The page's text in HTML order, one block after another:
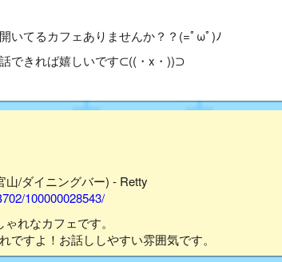
いてるカフェありませんか？？(=ﾟωﾟ)ﾉ
できれば嬉しいです⊂((・x・))⊃
山/ダイニングバー) - Retty
100000028543/
れなカフェです。
すよ！お話ししやすい雰囲気です。